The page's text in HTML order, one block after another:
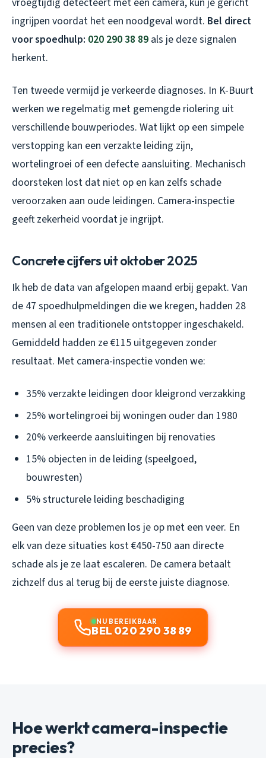
ingrijpen voordat het een noodgeval wordt. Bel direct
voor spoedhulp: 020 290 38 89 als je deze signalen
herkent.
Ten tweede vermijd je verkeerde diagnoses. In K-Buurt
werken we regelmatig met gemengde riolering uit
verschillende bouwperiodes. Wat lijkt op een simpele
verstopping kan een verzakte leiding zijn,
wortelingroei of een defecte aansluiting. Mechanisch
doorsteken lost dat niet op en kan zelfs schade
veroorzaken aan oude leidingen. Camera-inspectie
geeft zekerheid voordat je ingrijpt.
Concrete cijfers uit oktober 2025
Ik heb de data van afgelopen maand erbij gepakt. Van
de 47 spoedhulpmeldingen die we kregen, hadden 28
mensen al een traditionele ontstopper ingeschakeld.
Gemiddeld hadden ze €115 uitgegeven zonder
resultaat. Met camera-inspectie vonden we:
35% verzakte leidingen door kleigrond verzakking
25% wortelingroei bij woningen ouder dan 1980
20% verkeerde aansluitingen bij renovaties
15% objecten in de leiding (speelgoed,
bouwresten)
5% structurele leiding beschadiging
Geen van deze problemen los je op met een veer. En
elk van deze situaties kost €450-750 aan directe
schade als je ze laat escaleren. De camera betaalt
zichzelf dus al terug bij de eerste juiste diagnose.
NU BEREIKBAAR
BEL 020 290 38 89
Hoe werkt camera-inspectie
precies?